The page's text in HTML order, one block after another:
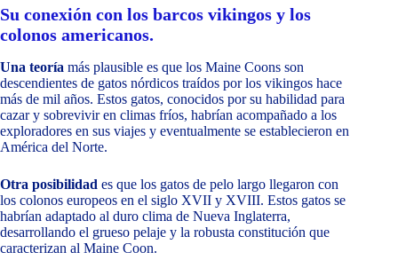
Su conexión con los barcos vikingos y los
colonos americanos.
Una teoría más plausible es que los Maine Coons son
descendientes de gatos nórdicos traídos por los vikingos hace
más de mil años. Estos gatos, conocidos por su habilidad para
cazar y sobrevivir en climas fríos, habrían acompañado a los
exploradores en sus viajes y eventualmente se establecieron en
América del Norte.
Otra posibilidad es que los gatos de pelo largo llegaron con
los colonos europeos en el siglo XVII y XVIII. Estos gatos se
habrían adaptado al duro clima de Nueva Inglaterra,
desarrollando el grueso pelaje y la robusta constitución que
caracterizan al Maine Coon.